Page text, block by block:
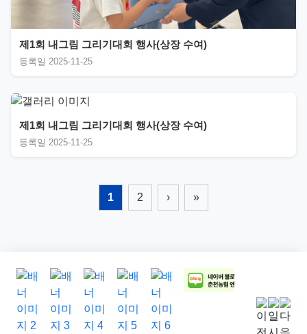
제1회 내그림 그리기대회 행사(상장 수여)
등록일 2025-11-25
제1회 내그림 그리기대회 행사(상장 수여)
등록일 2025-11-25
1 2 › »
이전일시정
다음